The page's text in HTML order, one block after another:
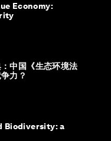
Economy:
中国《生态环境法
力？
Biodiversity: a